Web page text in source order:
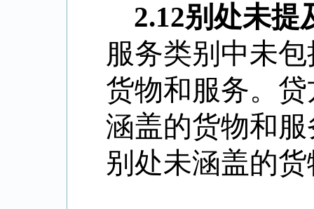
2.12别处未提
服务类别中未
货物和服务。
涵盖的货物和
别处未涵盖的